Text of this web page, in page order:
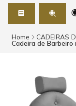
Home CADEIRAS
Cadeira de Barbeiro